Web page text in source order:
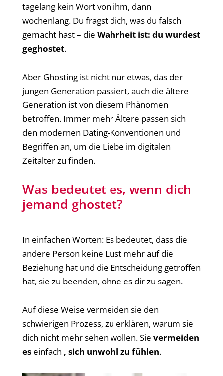
tagelang kein Wort von ihm, dann
wochenlang. Du fragst dich, was du falsch
gemacht hast – die Wahrheit ist: du wurdest
geghostet.
Aber Ghosting ist nicht nur etwas, das der
jungen Generation passiert, auch die ältere
Generation ist von diesem Phänomen
betroffen. Immer mehr Ältere passen sich
den modernen Dating-Konventionen und
Begriffen an, um die Liebe im digitalen
Zeitalter zu finden.
Was bedeutet es, wenn dich
jemand ghostet?
In einfachen Worten: Es bedeutet, dass die
andere Person keine Lust mehr auf die
Beziehung hat und die Entscheidung getroffen
hat, sie zu beenden, ohne es dir zu sagen.
Auf diese Weise vermeiden sie den
schwierigen Prozess, zu erklären, warum sie
dich nicht mehr sehen wollen. Sie vermeiden
es einfach , sich unwohl zu fühlen.